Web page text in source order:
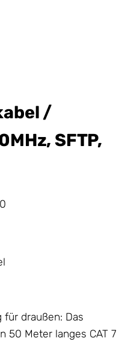
/
SFTP,
für draußen: Das
50 Meter langes CAT 7